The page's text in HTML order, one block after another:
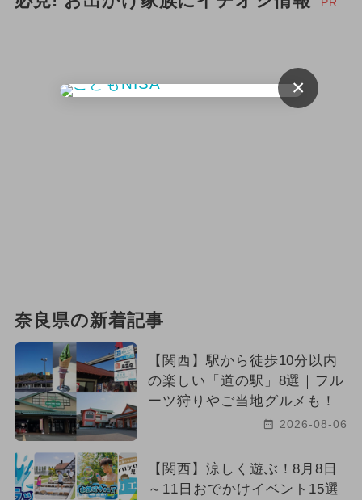
PR
奈良県の新着記事
【関西】駅から徒歩10分以内
の楽しい「道の駅」8選｜フル
ーツ狩りやご当地グルメも！
2026-08-06
【関西】涼しく遊ぶ！8月8日
～11日おでかけイベント15選
×